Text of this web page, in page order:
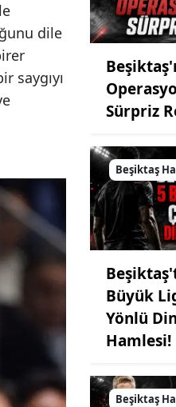
dile
saygıyı
Sürpriz
Beşiktaş
Büyük
Yönlü
Hamlesi!
Beşiktaş